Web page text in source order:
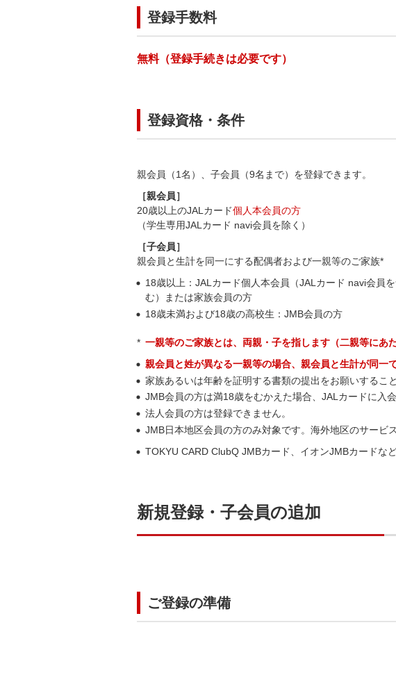
登録手数料
無料（登録手続きは必要です）
登録資格・条件
親会員（1名）、子会員（9名まで）を登録できます。
［親会員］
20歳以上のJALカード個人本会員の方
（学生専用JALカード navi会員を除く）
［子会員］
親会員と生計を同一にする配偶者および一親等のご家族*
18歳以上：JALカード個人本会員（JALカード navi会員
む）または家族会員の方
18歳未満および18歳の高校生：JMB会員の方
一親等のご家族とは、両親・子を指します（二親等にあ
親会員と姓が異なる一親等の場合、親会員と生計が同一
家族あるいは年齢を証明する書類の提出をお願いするこ
JMB会員の方は満18歳をむかえた場合、JALカードに入
法人会員の方は登録できません。
JMB日本地区会員の方のみ対象です。海外地区のサービ
TOKYU CARD ClubQ JMBカード、イオンJMBカードな
新規登録・子会員の追加
ご登録の準備